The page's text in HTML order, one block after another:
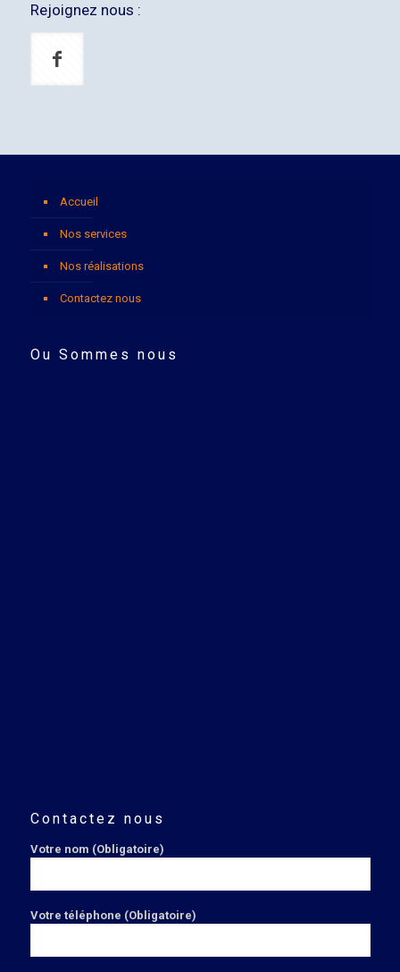
Rejoignez nous :
Accueil
Nos services
Nos réalisations
Contactez nous
Ou Sommes nous
Contactez nous
Votre nom (Obligatoire)
Votre téléphone (Obligatoire)